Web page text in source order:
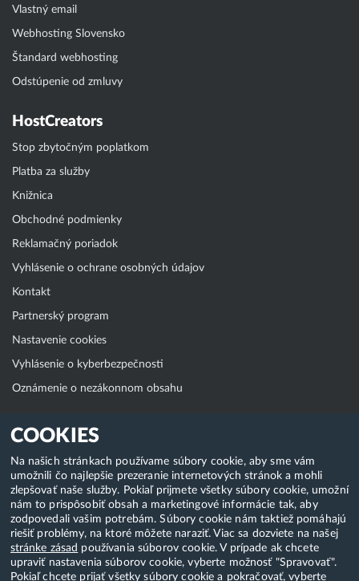
COOKIES
Na našich stránkach používame súbory cookie, aby sme vám
umožnili čo najlepšie prezeranie internetových stránok a mohli
zlepšovať naše služby. Pokiaľ prijmete všetky súbory cookie, umožní
nám to prispôsobiť obsah a marketingové informácie tak, aby
zodpovedali vašim potrebám. Súbory cookie nám taktiež pomáhajú
riešiť problémy, na ktoré môžete naraziť. Viac sa dozviete na našej
stránke zásad používania súborov cookie. V prípade ak chcete
upraviť nastavenia súborov cookie, vyberte možnosť "Spravovať".
Pokiaľ chcete prijať všetky súbory cookie a pokračovať, vyberte
Vlastný email
Webhosting Slovensko
Štandard webhosting
Odstúpenie od zmluvy
HostCreators
Stop zbytočným poplatkom
Platba za služby
Knižnica
Obchodné podmienky
Reklamačný poriadok
Vyhlásenie o ochrane osobných údajov
Kontakt
Partnerský program
Nastavenie cookies
Vyhlásenie o kyberbezpečnosti
Oznámenie o nezákonnom obsahu
Klientská zóna
WebAdmin
WebMail
Zmena hesla (E-mail, FTP, SSH)
Webhosting
Domény